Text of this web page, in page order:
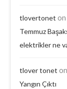
tlovertonet on
Temmuz
elektrikler ne
tlover tonet on
Yangın Çıktı